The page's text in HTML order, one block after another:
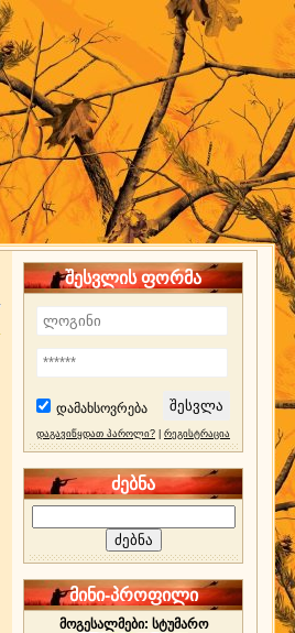
შესვლის ფორმა
დამახსოვრება
დაგავიწყდათ პაროლი? რეგისტრაცია
ძებნა
მინი-პროფილი
მოგესალმები: სტუმარო